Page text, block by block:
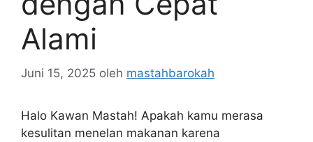
Alami
Juni 15, 2025 oleh mastahbarokah
Halo Kawan Mastah! Apakah kamu merasa
kesulitan menelan makanan karena